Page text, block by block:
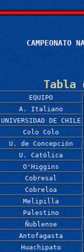
CAMPEONATO
Tabla
EQUIPO
A. Italiano
UNIVERSIDAD DE CHILE
Colo Colo
U. de Concepción
U. Católica
O'Higgins
Cobresal
Cobreloa
Melipilla
Palestino
Ñublense
Antofagasta
Huachipato